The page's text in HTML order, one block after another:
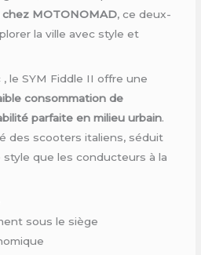
chez MOTONOMAD, ce deux-
la ville avec style et
le SYM Fiddle II offre une
consommation de
parfaite en milieu urbain.
des scooters italiens, séduit
que les conducteurs à la
sous le siège